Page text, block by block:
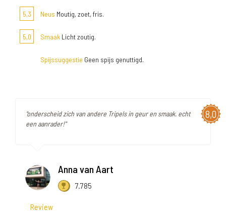
5,3 Neus Moutig, zoet, fris.
5,0 Smaak Licht zoutig.
Spijssuggestie Geen spijs genuttigd.
8,0
"onderscheid zich van andere Tripels in geur en smaak. echt
een aanrader!"
Anna van Aart
7.785
Review